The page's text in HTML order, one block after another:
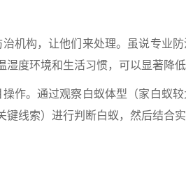
机构，让他们来处理。虽说专业
湿度环境和生活习惯，可以显著降
作。通过观察白蚁体型（家白蚁
键线索）进行判断白蚁，然后结合